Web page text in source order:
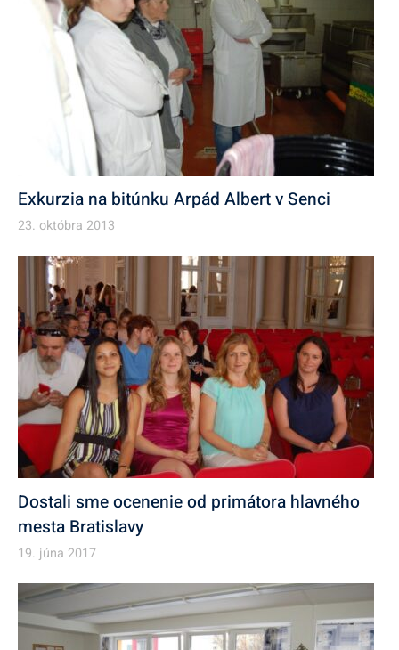
Exkurzia na bitúnku Arpád Albert v Senci
23. októbra 2013
Dostali sme ocenenie od primátora hlavného
mesta Bratislavy
19. júna 2017